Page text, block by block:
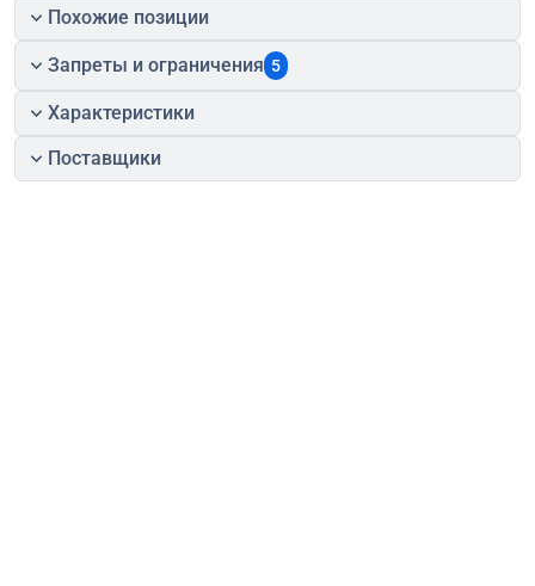
Похожие позиции
Запреты и ограничения 5
Характеристики
Поставщики